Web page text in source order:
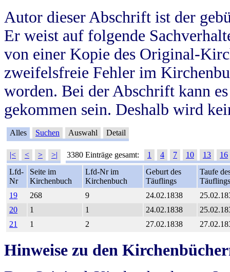
Autor dieser Abschrift ist der
Er weist auf folgende
von einer Kopie des Original-
zweifelsfreie Fehler im
worden. Bei der Abschrift kann
gekommen sein. Deshalb wird
Alles Suchen Auswahl Detail
|< < > >| 3380 Einträge gesamt: 1 4 7 10 13
16
Lfd-
Nr
Seite im
Kirchenbuch
Lfd-Nr im
Kirchenbuch
Geburt des
Täuflings
Taufe
Täuflings
19
268 9 24.02.1838
20
1 1 24.02.1838
21
1 2 27.02.1838
Hinweise zu den